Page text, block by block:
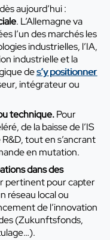
aujourd’hui :
. L’Allemagne va
l’un des marchés les
industrielles, l’IA,
industrielle et la
des’y positionner
intégrateur ou
technique.Pour
de la baisse de l’IS
tout en s’ancrant
en mutation.
dans des
pertinent pour capter
réseau local ou
de l’innovation
(Zukunftsfonds,